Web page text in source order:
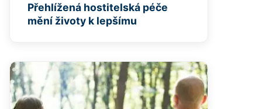
Přehlížená hostitelská péče
mění životy k lepšímu